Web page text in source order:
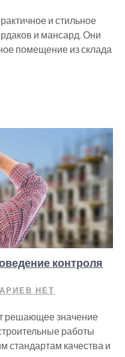
и стильное
и мансард. Они
помещение из склада
контроля
НЕТ
решающее значение
работы
стандартам качества и